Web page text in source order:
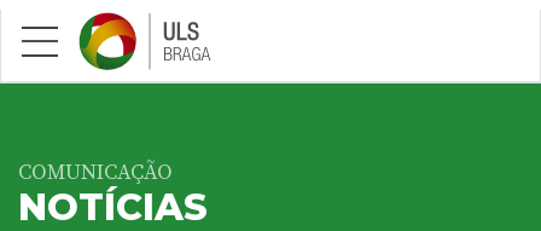
Saltar para conteúdo principal
COMUNICAÇÃO
NOTÍCIAS